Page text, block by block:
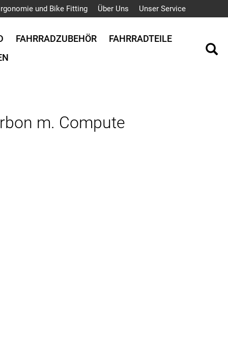
und Bike Fitting Über Uns Unser Service
FAHRRADZUBEHÖR
FAHRRADTEILE
m. Compute